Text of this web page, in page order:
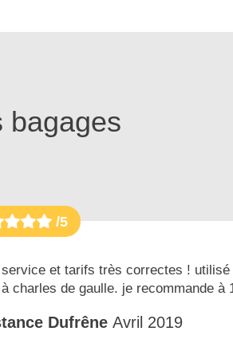
bagages
/5
service et tarifs très correctes ! utilisé
charles de gaulle. je recommande à
Dufrêne Avril 2019